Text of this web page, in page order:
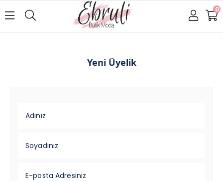
0
Yeni Üyelik
Adınız
Soyadınız
E-posta Adresiniz